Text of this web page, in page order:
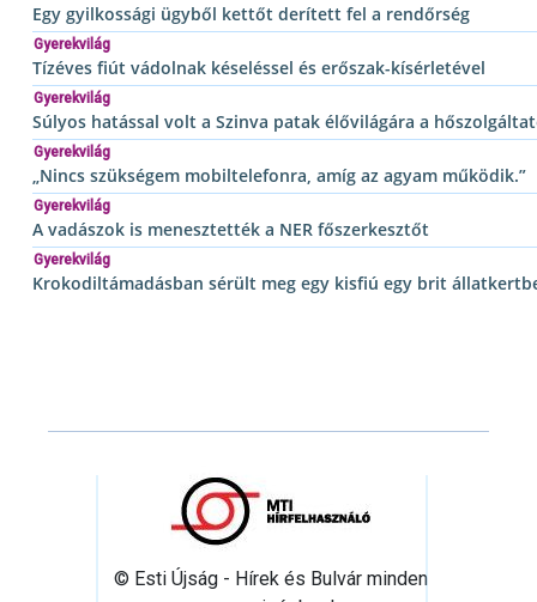
Egy gyilkossági ügyből kettőt derített fel a rendőrség
Gyerekvilág
Tízéves fiút vádolnak késeléssel és erőszak-kísérletével
Gyerekvilág
Súlyos hatással volt a Szinva patak élővilágára a
Gyerekvilág
„Nincs szükségem mobiltelefonra, amíg az agyam működik.”
Gyerekvilág
A vadászok is menesztették a NER főszerkesztőt
Gyerekvilág
Krokodiltámadásban sérült meg egy kisfiú egy brit
© Esti Újság - Hírek és Bulvár minden